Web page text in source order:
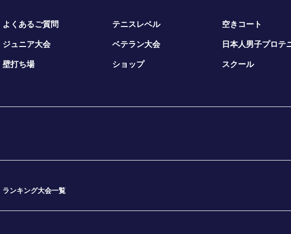
よくあるご質問 テニスレベル 空きコート
ジュニア大会 ベテラン大会 日本人男子プロテ
壁打ち場 ショップ スクール
ランキング大会一覧